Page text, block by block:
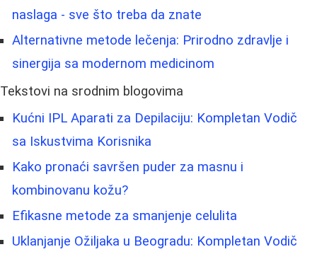
naslaga - sve što treba da znate
Alternativne metode lečenja: Prirodno zdravlje i
sinergija sa modernom medicinom
Tekstovi na srodnim blogovima
Kućni IPL Aparati za Depilaciju: Kompletan Vodič
sa Iskustvima Korisnika
Kako pronaći savršen puder za masnu i
kombinovanu kožu?
Efikasne metode za smanjenje celulita
Uklanjanje Ožiljaka u Beogradu: Kompletan Vodič